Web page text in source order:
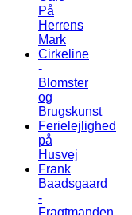
På
Herrens
Mark
Cirkeline
-
Blomster
og
Brugskunst
Ferielejlighed
på
Husvej
Frank
Baadsgaard
-
Fragtmanden